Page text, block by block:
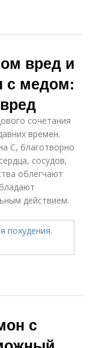
вред и
с медом:
сочетания
времен.
C, благотворно
сосудов,
облегчают
действием.
с